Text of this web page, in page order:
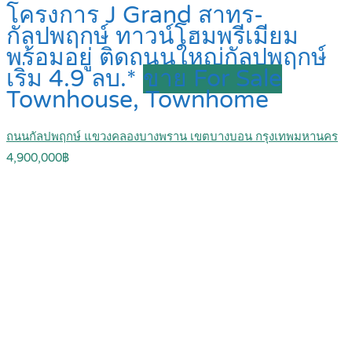
โครงการ J Grand สาทร-
กัลปพฤกษ์ ทาวน์โฮมพรีเมียม
พร้อมอยู่ ติดถนนใหญ่กัลปพฤกษ์
เริ่ม 4.9 ลบ.* ขาย For Sale
Townhouse, Townhome
ถนนกัลปพฤกษ์ แขวงคลองบางพราน เขตบางบอน กรุงเทพมหานคร
4,900,000฿